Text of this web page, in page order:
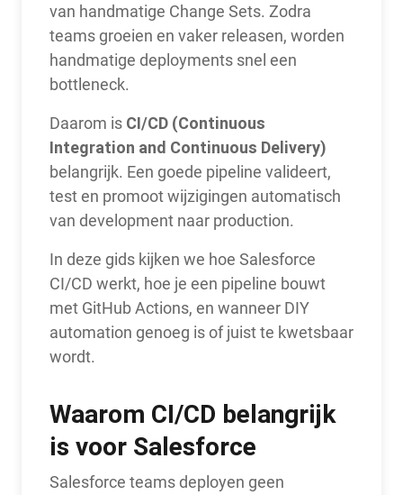
van handmatige Change Sets. Zodra
teams groeien en vaker releasen, worden
handmatige deployments snel een
bottleneck.
Daarom is CI/CD (Continuous
Integration and Continuous Delivery)
belangrijk. Een goede pipeline valideert,
test en promoot wijzigingen automatisch
van development naar production.
In deze gids kijken we hoe Salesforce
CI/CD werkt, hoe je een pipeline bouwt
met GitHub Actions, en wanneer DIY
automation genoeg is of juist te kwetsbaar
wordt.
Waarom CI/CD belangrijk
is voor Salesforce
Salesforce teams deployen geen